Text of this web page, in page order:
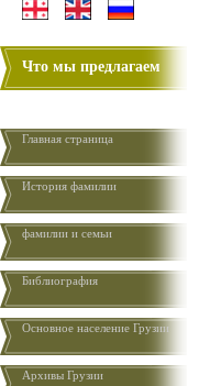
Что мы предлагаем
Главная страница
История фамилии
фамилии и семьи
Библиография
Основное население Грузии
Aрхивы Грузии